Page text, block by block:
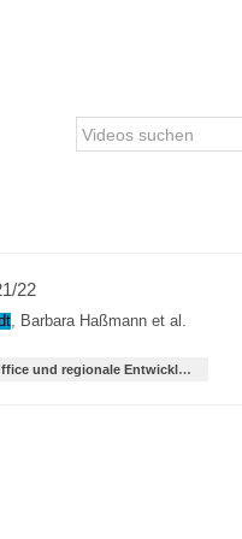
22
, Barbara Haßmann et al.
International Office und regionale Entwicklung